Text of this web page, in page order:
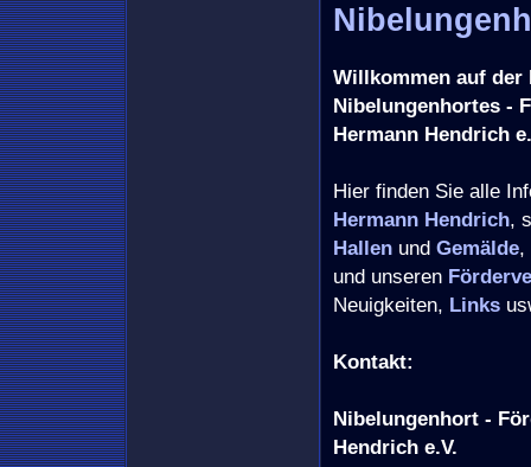
Willkommen auf der
Nibelungenhortes -
Hermann Hendrich
Hier finden Sie alle
Hermann Hendrich,
Hallen und Gemälde,
und unseren
Neuigkeiten, Links
Kontakt:
Nibelungenhort -
Hendrich e.V.